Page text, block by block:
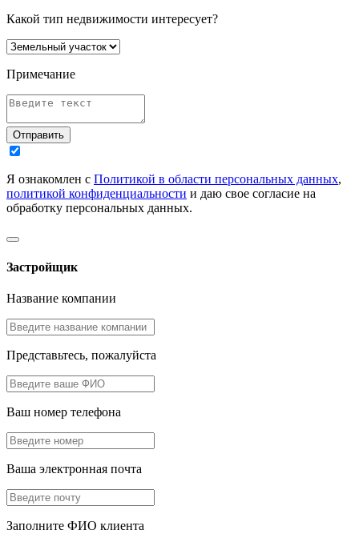
Какой тип недвижимости интересует?
Примечание
Отправить
Я ознакомлен с Политикой в области персональных данных,
политикой конфиденциальности и даю свое согласие на
обработку персональных данных.
Застройщик
Название компании
Представьтесь, пожалуйста
Ваш номер телефона
Ваша электронная почта
Заполните ФИО клиента